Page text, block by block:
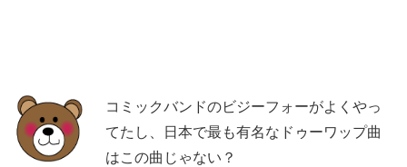
コミックバンドのビジーフォーがよくやっ
てたし、日本で最も有名なドゥーワップ曲
はこの曲じゃない？